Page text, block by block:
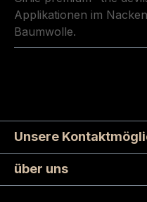
Applikationen im
Baumwolle.
Unsere
über uns